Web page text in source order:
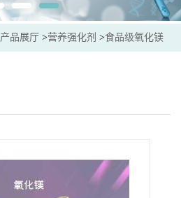
产品展厅 >营养强化剂 >食品级氧化镁